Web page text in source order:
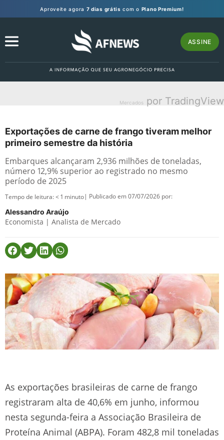
Aproveite agora 7 dias grátis com o Plano Premium!
ASSINE
Mercados por TradingView
Exportações de carne de frango tiveram melhor
primeiro semestre da história
Embarques alcançaram 2,936 milhões de toneladas,
número 12,9% superior ao registrado no mesmo
período de 2025
Tempo de leitura:< 1 minuto| Publicado em 07/07/2026 por:
Alessandro Araújo
Economista | Analista de Mercado
As exportações brasileiras de carne de frango
registraram alta de 40,6% em junho, informou
nesta segunda-feira a Associação Brasileira de
Proteína Animal (ABPA). Foram 482,8 mil toneladas